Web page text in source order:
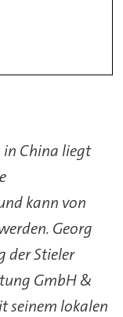
in China liegt
kann von
Georg
der Stieler
GmbH &
seinem lokalen